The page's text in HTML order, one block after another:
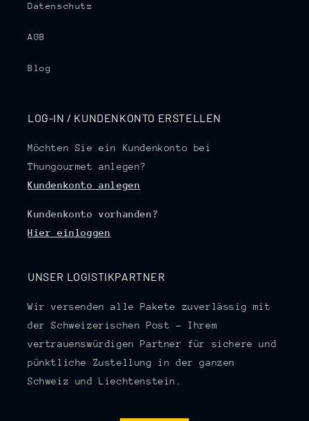
Datenschutz
AGB
Blog
LOG-IN / KUNDENKONTO ERSTELLEN
Möchten Sie ein Kundenkonto bei
Thungourmet anlegen?
Kundenkonto anlegen
Kundenkonto vorhanden?
Hier einloggen
UNSER LOGISTIKPARTNER
Wir versenden alle Pakete zuverlässig mit
der Schweizerischen Post – Ihrem
vertrauenswürdigen Partner für sichere und
pünktliche Zustellung in der ganzen
Schweiz und Liechtenstein.